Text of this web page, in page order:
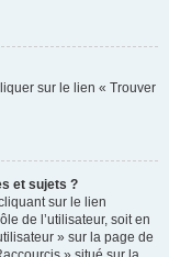
sur le lien « Trouver
et sujets ?
sur le lien
de l’utilisateur, soit en
» sur la page de